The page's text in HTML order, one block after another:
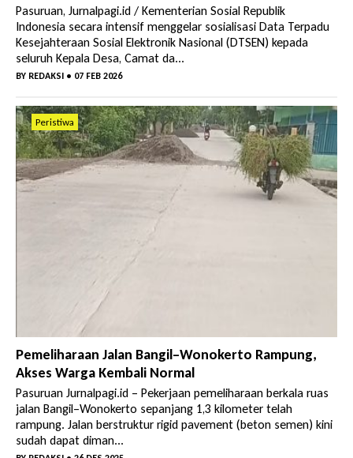
Pasuruan, Jurnalpagi.id / Kementerian Sosial Republik
Indonesia secara intensif menggelar sosialisasi Data Terpadu
Kesejahteraan Sosial Elektronik Nasional (DTSEN) kepada
seluruh Kepala Desa, Camat da...
BY REDAKSI • 07 FEB 2026
Peristiwa
Pemeliharaan Jalan Bangil–Wonokerto Rampung,
Akses Warga Kembali Normal
Pasuruan Jurnalpagi.id – Pekerjaan pemeliharaan berkala ruas
jalan Bangil–Wonokerto sepanjang 1,3 kilometer telah
rampung. Jalan berstruktur rigid pavement (beton semen) kini
sudah dapat diman...